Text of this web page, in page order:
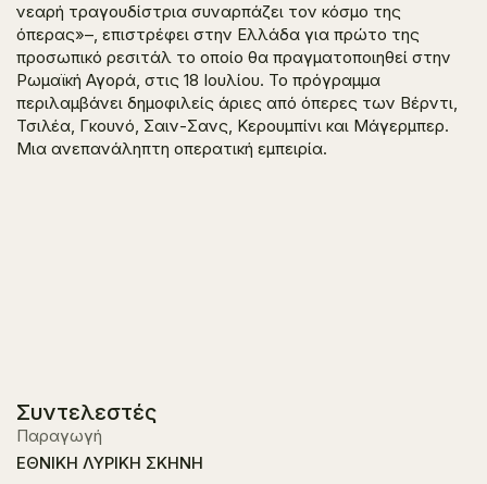
νεαρή τραγουδίστρια συναρπάζει τον κόσμο της
όπερας»–, επιστρέφει στην Ελλάδα για πρώτο της
προσωπικό ρεσιτάλ το οποίο θα πραγματοποιηθεί στην
Ρωμαϊκή Αγορά, στις 18 Ιουλίου. To πρόγραμμα
περιλαμβάνει δημοφιλείς άριες από όπερες των Βέρντι,
Τσιλέα, Γκουνό, Σαιν-Σανς, Κερουμπίνι και Μάγερμπερ.
Μια ανεπανάληπτη οπερατική εμπειρία.
Συντελεστές
Παραγωγή
ΕΘΝΙΚΗ ΛΥΡΙΚΗ ΣΚΗΝΗ